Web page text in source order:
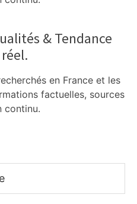
& Tendance
en France et les
factuelles, sources
continu.